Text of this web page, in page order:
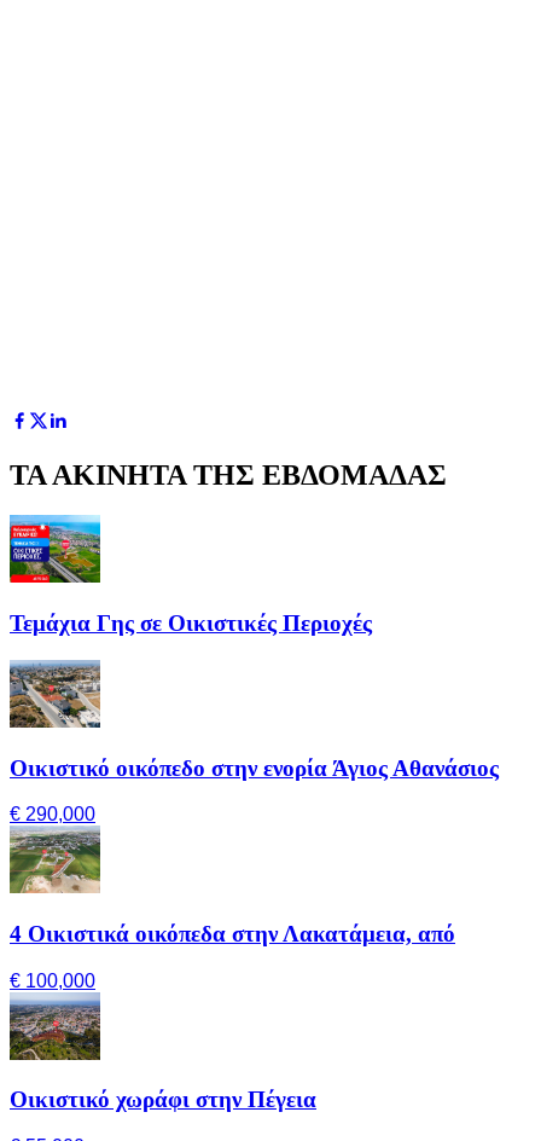
ΤΑ ΑΚΙΝΗΤΑ ΤΗΣ ΕΒΔΟΜΑΔΑΣ
Τεμάχια Γης σε Οικιστικές Περιοχές
Οικιστικό οικόπεδο στην ενορία Άγιος Αθανάσιος
€ 290,000
4 Οικιστικά οικόπεδα στην Λακατάμεια, από
€ 100,000
Οικιστικό χωράφι στην Πέγεια